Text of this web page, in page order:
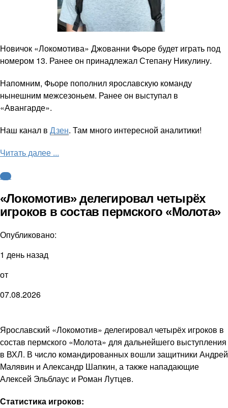
Новичок «Локомотива» Джованни Фьоре будет играть под
номером 13. Ранее он принадлежал Степану Никулину.
Напомним, Фьоре пополнил ярославскую команду
нынешним межсезоньем. Ранее он выступал в
«Авангарде».
Наш канал в Дзен. Там много интересной аналитики!
Читать далее ...
КХЛ
«Локомотив» делегировал четырёх
игроков в состав пермского «Молота»
Опубликовано:
1 день назад
от
07.08.2026
Ярославский «Локомотив» делегировал четырёх игроков в
состав пермского «Молота» для дальнейшего выступления
в ВХЛ. В число командированных вошли защитники Андрей
Малявин и Александр Шапкин, а также нападающие
Алексей Эльблаус и Роман Лутцев.
Статистика игроков: